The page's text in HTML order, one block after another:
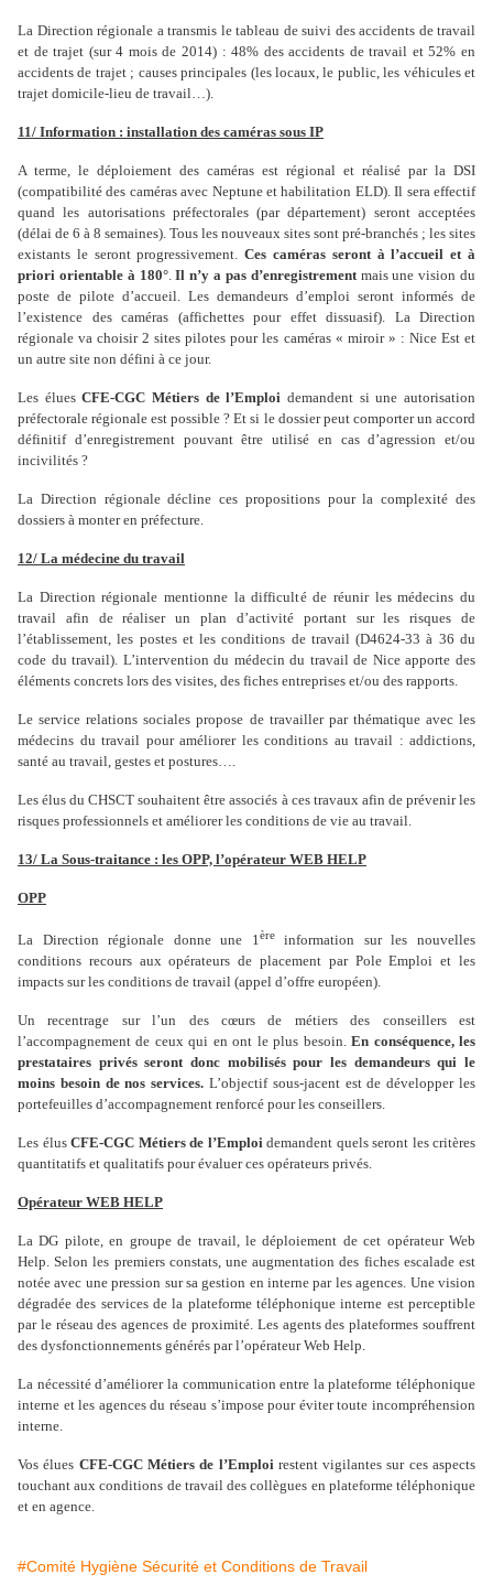
La Direction régionale a transmis le tableau de suivi des accidents de travail
et de trajet (sur 4 mois de 2014) : 48% des accidents de travail et 52% en
accidents de trajet ; causes principales (les locaux, le public, les véhicules et
trajet domicile-lieu de travail…).
11/ Information : installation des caméras sous IP
A terme, le déploiement des caméras est régional et réalisé par la DSI
(compatibilité des caméras avec Neptune et habilitation ELD). Il sera effectif
quand les autorisations préfectorales (par département) seront acceptées
(délai de 6 à 8 semaines). Tous les nouveaux sites sont pré-branchés ; les sites
existants le seront progressivement.Ces caméras seront à l’accueil et à
priori orientable à 180°.Il n’y a pas d’enregistrementmais une vision du
poste de pilote d’accueil. Les demandeurs d’emploi seront informés de
l’existence des caméras (affichettes pour effet dissuasif). La Direction
régionale va choisir 2 sites pilotes pour les caméras « miroir » : Nice Est et
un autre site non défini à ce jour.
Les éluesCFE-CGC Métiers de l’Emploi demandent si une autorisation
préfectorale régionale est possible ? Et si le dossier peut comporter un accord
définitif d’enregistrement pouvant être utilisé en cas d’agression et/ou
incivilités ?
La Direction régionale décline ces propositions pour la complexité des
dossiers à monter en préfecture.
12/ La médecine du travail
La Direction régionale mentionne la difficulté de réunir les médecins du
travail afin de réaliser un plan d’activité portant sur les risques de
l’établissement, les postes et les conditions de travail (D4624-33 à 36 du
code du travail). L’intervention du médecin du travail de Nice apporte des
éléments concrets lors des visites, des fiches entreprises et/ou des rapports.
Le service relations sociales propose de travailler par thématique avec les
médecins du travail pour améliorer les conditions au travail : addictions,
santé au travail, gestes et postures….
Les élus du CHSCT souhaitent être associés à ces travaux afin de prévenir les
risques professionnels et améliorer les conditions de vie au travail.
13/ La Sous-traitance : les OPP, l’opérateur WEB HELP
OPP
La Direction régionale donne une 1 èreinformation sur les nouvelles
conditions recours aux opérateurs de placement par Pole Emploi et les
impacts sur les conditions de travail (appel d’offre européen).
Un recentrage sur l’un des cœurs de métiers des conseillers est
l’accompagnement de ceux qui en ont le plus besoin.En conséquence, les
prestataires privés seront donc mobilisés pour les demandeurs qui le
moins besoin de nos services. L’objectif sous-jacent est de développer les
portefeuilles d’accompagnement renforcé pour les conseillers.
Les élus CFE-CGC Métiers de l’Emploi demandent quels seront les critères
quantitatifs et qualitatifs pour évaluer ces opérateurs privés.
Opérateur WEB HELP
La DG pilote, en groupe de travail, le déploiement de cet opérateur Web
Help. Selon les premiers constats, une augmentation des fiches escalade est
notée avec une pression sur sa gestion en interne par les agences. Une vision
dégradée des services de la plateforme téléphonique interne est perceptible
par le réseau des agences de proximité. Les agents des plateformes souffrent
des dysfonctionnements générés par l’opérateur Web Help.
La nécessité d’améliorer la communication entre la plateforme téléphonique
interne et les agences du réseau s’impose pour éviter toute incompréhension
interne.
Vos élues CFE-CGC Métiers de l’Emploi restent vigilantes sur ces aspects
touchant aux conditions de travail des collègues en plateforme téléphonique
et en agence.
#Comité Hygiène Sécurité et Conditions de Travail